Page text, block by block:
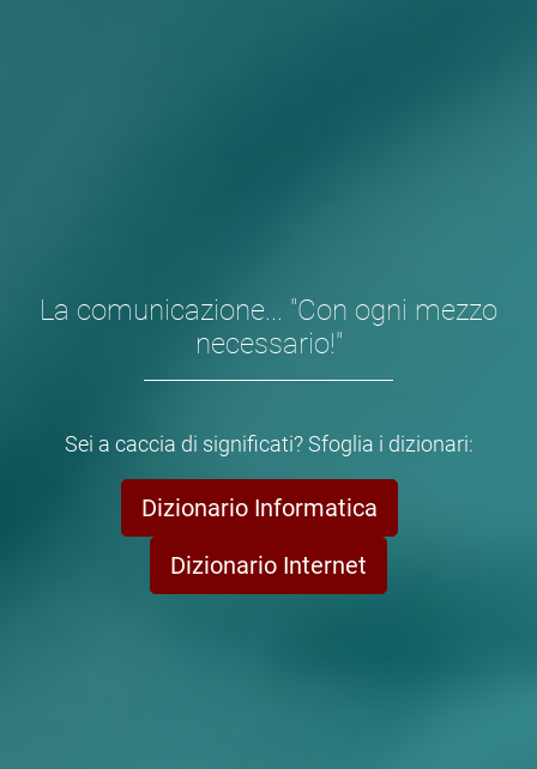
La comunicazione... "Con ogni mezzo
necessario!"
Sei a caccia di significati? Sfoglia i dizionari:
Dizionario Informatica
Dizionario Internet